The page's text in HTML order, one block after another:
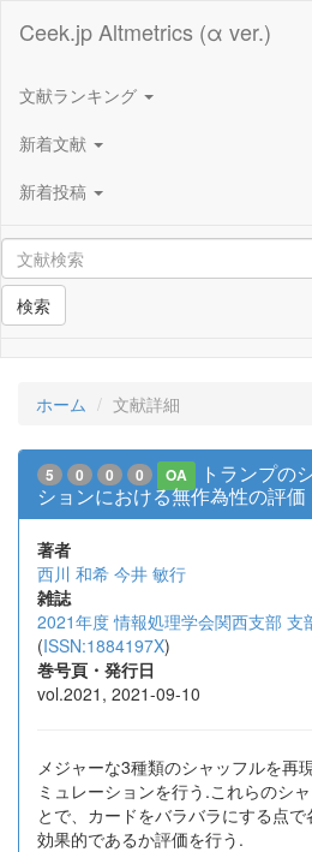
Ceek.jp Altmetrics (α ver.)
文献ランキング
新着文献
新着投稿
検索
ホーム 文献詳細
5 0 0 0 OA
トランプの
ションにおける無作為性の評価
著者
西川 和希 今井 敏行
雑誌
2021年度 情報処理学会関西支部 支
(ISSN:1884197X)
巻号頁・発行日
vol.2021, 2021-09-10
メジャーな3種類のシャッフルを再
ミュレーションを行う.これらのシ
とで、カードをバラバラにする点
効果的であるか評価を行う.